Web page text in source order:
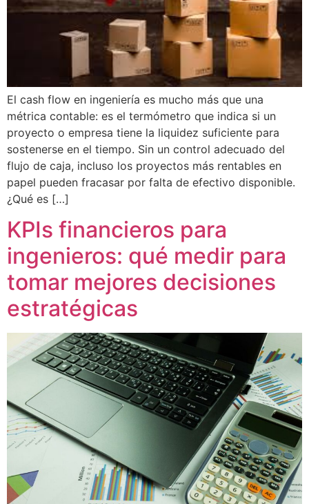
El cash flow en ingeniería es mucho más que una
métrica contable: es el termómetro que indica si un
proyecto o empresa tiene la liquidez suficiente para
sostenerse en el tiempo. Sin un control adecuado del
flujo de caja, incluso los proyectos más rentables en
papel pueden fracasar por falta de efectivo disponible.
¿Qué es […]
KPIs financieros para
ingenieros: qué medir para
tomar mejores decisiones
estratégicas